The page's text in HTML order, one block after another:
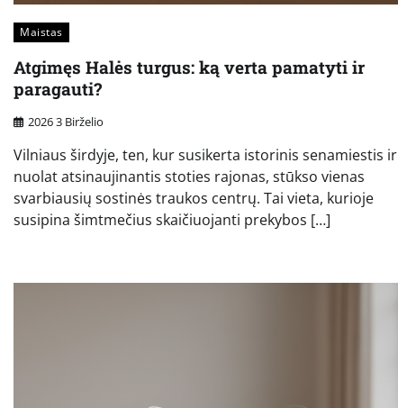
Maistas
Atgimęs Halės turgus: ką verta pamatyti ir
paragauti?
2026 3 Birželio
Vilniaus širdyje, ten, kur susikerta istorinis senamiestis ir
nuolat atsinaujinantis stoties rajonas, stūkso vienas
svarbiausių sostinės traukos centrų. Tai vieta, kurioje
susipina šimtmečius skaičiuojanti prekybos […]